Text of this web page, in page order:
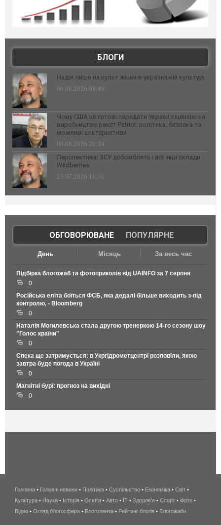
БЛОГИ
Надія лише на культ жінки в українській культурі
06.08.2026 08:49
Чому США не готові передати Україні ліцензію на
виробництво ракет Patriot: політика, безпека та
можливі альтернативи
03.08.2026 20:24
Перспектива: ЗСУ добомблять і всі інші склади
Wildberries
23.07.2026 11:31
ОБГОВОРЮВАНЕ| ПОПУЛЯРНЕ
День Місяць За весь час
Підбірка блогожаб та фотоприколів від UAINFO за 7 серпня
0
Російська еліта боїться ФСБ, яка дедалі більше виходить з-під
контролю, - Bloomberg
0
Наталія Могилевська стала другою тренеркою 14-го сезону шоу
"Голос країни"
0
Спека ще затримується: в Укргідрометцентрі розповіли, якою
завтра буде погода в Україні
0
Магнітні бурі: прогноз на вихідні
0
беспроводной
интернет
киев
Головна • Головні новини • Політика • Суспільство • Економіка • Світ •
Культура • Наука • Історія • Освіта • Авто • IT • Здоров'я • Спорт • Фото •
Відео • Огляд блогосфери • Блоголента • Рейтинг блогів • Блогожаби